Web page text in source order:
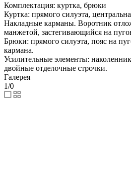
Комплектация: куртка, брюки
Куртка: прямого силуэта,
Накладные карманы. Воротник
манжетой, застегивающийся на
Брюки: прямого силуэта, пояс на
кармана.
Усилительные элементы:
двойные отделочные строчки.
Галерея
1/0 —